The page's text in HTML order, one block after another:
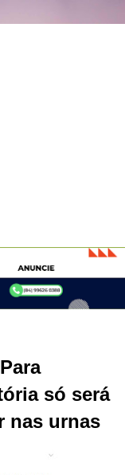
só será
nas urnas